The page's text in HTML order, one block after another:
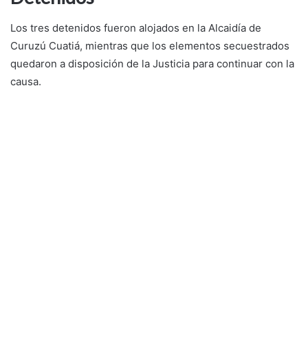
Los tres detenidos fueron alojados en la Alcaidía de
Curuzú Cuatiá, mientras que los elementos secuestrados
quedaron a disposición de la Justicia para continuar con la
causa.